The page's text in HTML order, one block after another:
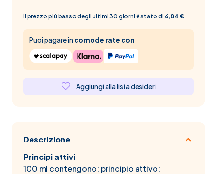
Il prezzo più basso degli ultimi 30 giorni è stato di 6,84 €
Puoi pagare incomode rate con
Aggiungi alla lista desideri
Descrizione
Principi attivi
100 ml contengono: principio attivo: